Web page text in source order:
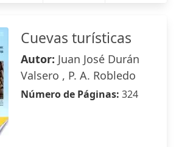
Cuevas turísticas
Autor: Juan José Durán
Valsero , P. A. Robledo
Número de Páginas: 324